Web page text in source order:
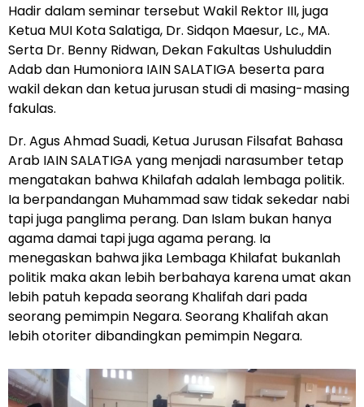
Hadir dalam seminar tersebut Wakil Rektor III, juga
Ketua MUI Kota Salatiga, Dr. Sidqon Maesur, Lc., MA.
Serta Dr. Benny Ridwan, Dekan Fakultas Ushuluddin
Adab dan Humoniora IAIN SALATIGA beserta para
wakil dekan dan ketua jurusan studi di masing-masing
fakulas.
Dr. Agus Ahmad Suadi, Ketua Jurusan Filsafat Bahasa
Arab IAIN SALATIGA yang menjadi narasumber tetap
mengatakan bahwa Khilafah adalah lembaga politik.
Ia berpandangan Muhammad saw tidak sekedar nabi
tapi juga panglima perang. Dan Islam bukan hanya
agama damai tapi juga agama perang. Ia
menegaskan bahwa jika Lembaga Khilafat bukanlah
politik maka akan lebih berbahaya karena umat akan
lebih patuh kepada seorang Khalifah dari pada
seorang pemimpin Negara. Seorang Khalifah akan
lebih otoriter dibandingkan pemimpin Negara.